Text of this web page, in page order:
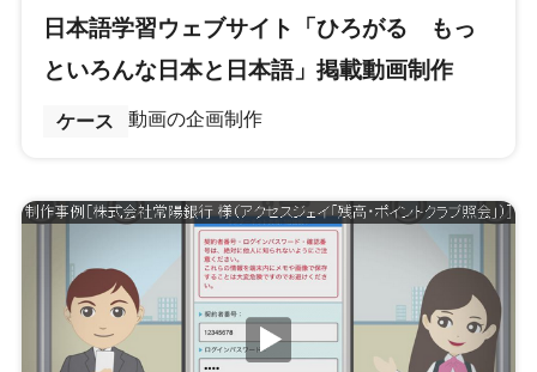
日本語学習ウェブサイト「ひろがる もっ
といろんな日本と日本語」掲載動画制作
ケース 動画の企画制作